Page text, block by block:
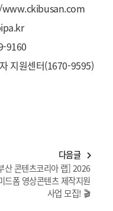
www.ckibusan.com
9160
지원센터(1670-9595)
다음글 navigate_next
산 콘텐츠코리아 랩] 2026
드폼 영상콘텐츠 제작지원
사업 모집! 🎬